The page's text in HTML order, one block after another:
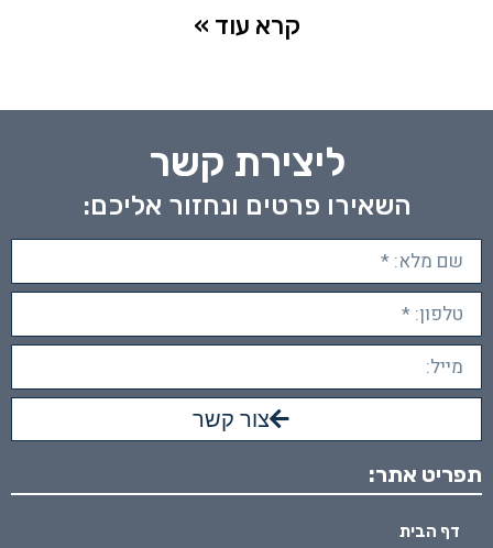
קרא עוד »
ליצירת קשר
השאירו פרטים ונחזור אליכם:
צור קשר
תפריט אתר:
דף הבית